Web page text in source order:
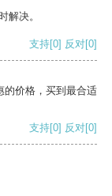
解决。
支持[0] 反对[0]
的价格，买到最合适
支持[0] 反对[0]